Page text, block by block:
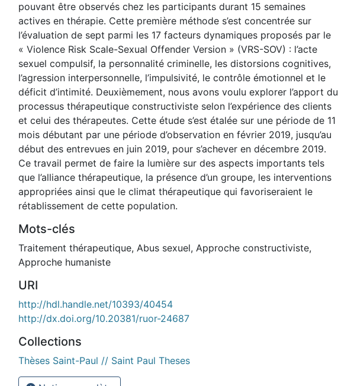
pouvant être observés chez les participants durant 15 semaines
actives en thérapie. Cette première méthode s’est concentrée sur
l’évaluation de sept parmi les 17 facteurs dynamiques proposés par le
« Violence Risk Scale-Sexual Offender Version » (VRS-SOV) : l’acte
sexuel compulsif, la personnalité criminelle, les distorsions cognitives,
l’agression interpersonnelle, l’impulsivité, le contrôle émotionnel et le
déficit d’intimité. Deuxièmement, nous avons voulu explorer l’apport du
processus thérapeutique constructiviste selon l’expérience des clients
et celui des thérapeutes. Cette étude s’est étalée sur une période de 11
mois débutant par une période d’observation en février 2019, jusqu’au
début des entrevues en juin 2019, pour s’achever en décembre 2019.
Ce travail permet de faire la lumière sur des aspects importants tels
que l’alliance thérapeutique, la présence d’un groupe, les interventions
appropriées ainsi que le climat thérapeutique qui favoriseraient le
rétablissement de cette population.
Mots-clés
Traitement thérapeutique, Abus sexuel, Approche constructiviste,
Approche humaniste
URI
http://hdl.handle.net/10393/40454
http://dx.doi.org/10.20381/ruor-24687
Collections
Thèses Saint-Paul // Saint Paul Theses